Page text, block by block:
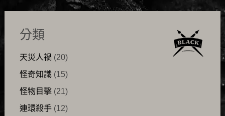
分類
天災人禍 (20)
怪奇知識(15)
怪物目擊(21)
連環殺手(12)